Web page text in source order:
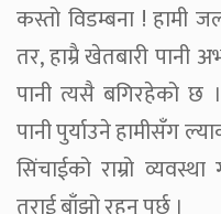
कस्तो विडम्बना ! हामी
तर, हाम्रै खेतबारी पानी
पानी त्यसै बगिरहेको छ
पानी पुर्याउने हामीसँग
सिंचाईको राम्रो